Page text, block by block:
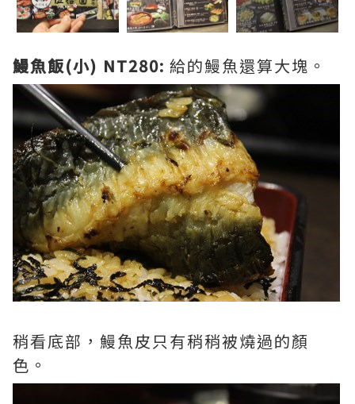
鰻魚飯(小) NT280: 給的鰻魚還算大塊。
稍看底部，鰻魚皮只有稍稍被燒過的顏
色。